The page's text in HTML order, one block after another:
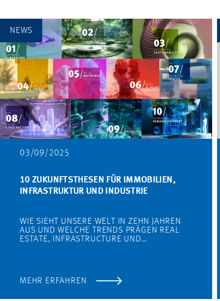
NEWS
03/09/2025
10 ZUKUNFTSTHESEN FÜR IMMOBILIEN,
INFRASTRUKTUR UND INDUSTRIE
WIE SIEHT UNSERE WELT IN ZEHN JAHREN
AUS UND WELCHE TRENDS PRÄGEN REAL
ESTATE, INFRASTRUCTURE UND…
MEHR ERFAHREN